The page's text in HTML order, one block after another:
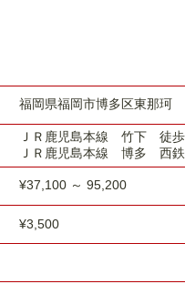
福岡県福岡市博多区東那珂
ＪＲ鹿児島本線 竹下 徒
ＪＲ鹿児島本線 博多 西
¥37,100 ～ 95,200
¥3,500